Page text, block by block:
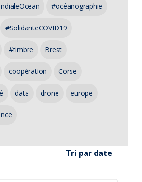
#océanographie
#SolidariteCOVID19
#timbre Brest
coopération Corse
data drone europe
Tri par date